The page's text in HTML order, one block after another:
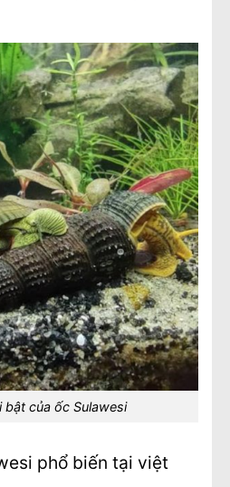
bật của ốc Sulawesi
phổ biến tại việt